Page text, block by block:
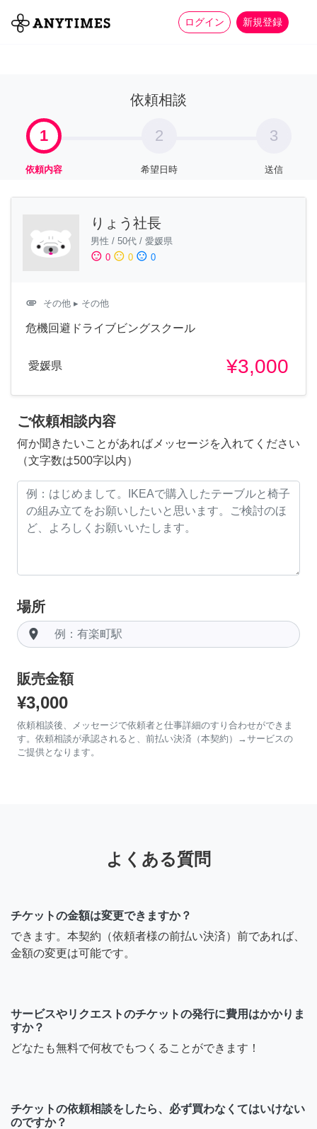
ログイン 新規登録
全て 家事 more_horiz
依頼相談
1
依頼内容
2
希望日時
3
送信
りょう社長
男性 / 50代 / 愛媛県
sentiment_satisfied 0 sentiment_neutral 0 sentiment_dissatisfied 0
attachment その他 ▸ その他
危機回避ドライブビングスクール
愛媛県 ¥3,000
ご依頼相談内容
何か聞きたいことがあればメッセージを入れてください
（文字数は500字以内）
場所
room
販売金額
¥3,000
依頼相談後、メッセージで依頼者と仕事詳細のすり合わせができま
す。依頼相談が承認されると、前払い決済（本契約）→サービスの
ご提供となります。
よくある質問
チケットの金額は変更できますか？
できます。本契約（依頼者様の前払い決済）前であれば、
金額の変更は可能です。
サービスやリクエストのチケットの発行に費用はかかりま
すか？
どなたも無料で何枚でもつくることができます！
チケットの依頼相談をしたら、必ず買わなくてはいけない
のですか？